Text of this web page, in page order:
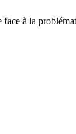
à la